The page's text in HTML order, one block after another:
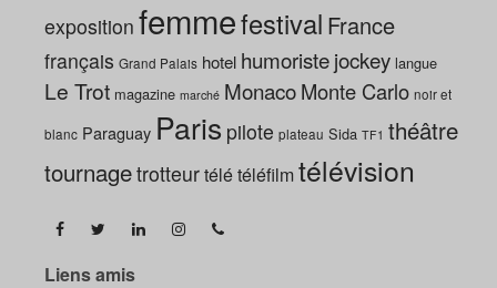
exposition femmefestival France
français Grand Palais hotel humoristejockey langue
Le Trot magazine marché MonacoMonte Carlo noir et
blanc Paraguay Paris pilote plateau Sida TF1 théâtre
tournagetrotteurtélétéléfilmtélévision
Liens amis